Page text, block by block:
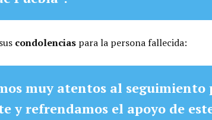
condolencias para la persona fallecida:
muy atentos al
y refrendamos el apoyo de